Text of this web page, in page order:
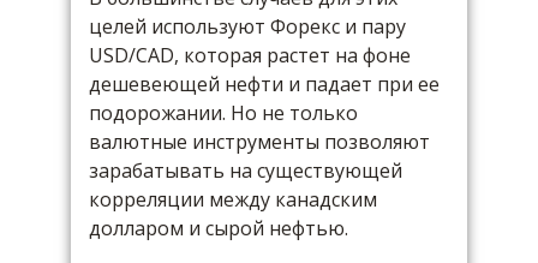
целей используют Форекс и пару
USD/CAD, которая растет на фоне
дешевеющей нефти и падает при ее
подорожании. Но не только
валютные инструменты позволяют
зарабатывать на существующей
корреляции между канадским
долларом и сырой нефтью.